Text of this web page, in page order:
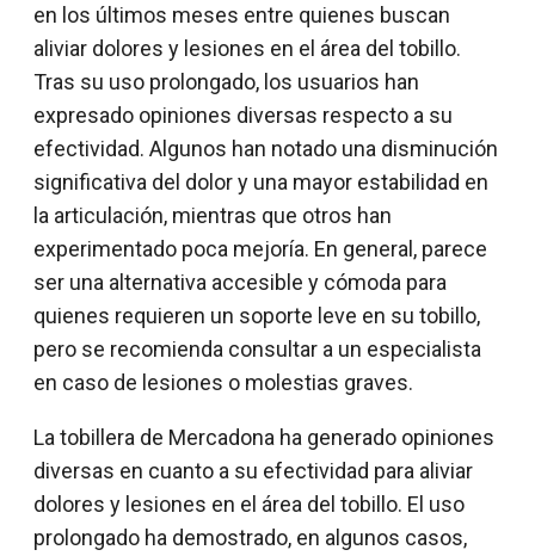
en los últimos meses entre quienes buscan
aliviar dolores y lesiones en el área del tobillo.
Tras su uso prolongado, los usuarios han
expresado opiniones diversas respecto a su
efectividad. Algunos han notado una disminución
significativa del dolor y una mayor estabilidad en
la articulación, mientras que otros han
experimentado poca mejoría. En general, parece
ser una alternativa accesible y cómoda para
quienes requieren un soporte leve en su tobillo,
pero se recomienda consultar a un especialista
en caso de lesiones o molestias graves.
La tobillera de Mercadona ha generado opiniones
diversas en cuanto a su efectividad para aliviar
dolores y lesiones en el área del tobillo. El uso
prolongado ha demostrado, en algunos casos,